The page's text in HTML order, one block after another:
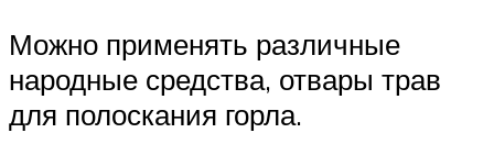
Можно применять различные
народные средства, отвары трав
для полоскания горла.